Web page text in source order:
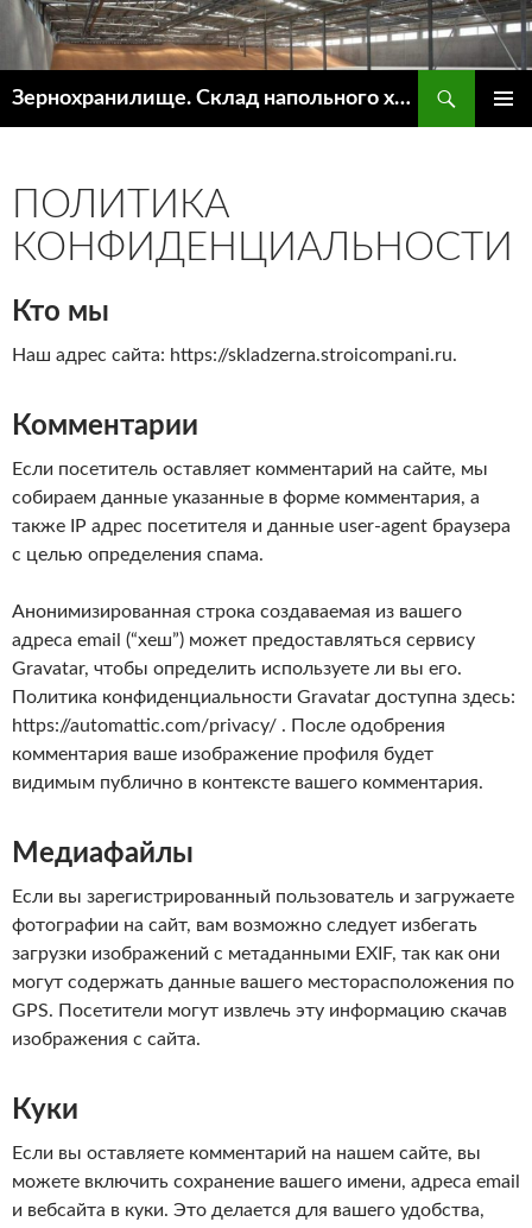
Зернохранилище. Склад напольного хранения зерна.
ПОЛИТИКА
КОНФИДЕНЦИАЛЬНОСТИ
Кто мы
Наш адрес сайта: https://skladzerna.stroicompani.ru.
Комментарии
Если посетитель оставляет комментарий на сайте, мы
собираем данные указанные в форме комментария, а
также IP адрес посетителя и данные user-agent браузера
с целью определения спама.
Анонимизированная строка создаваемая из вашего
адреса email (“хеш”) может предоставляться сервису
Gravatar, чтобы определить используете ли вы его.
Политика конфиденциальности Gravatar доступна здесь:
https://automattic.com/privacy/ . После одобрения
комментария ваше изображение профиля будет
видимым публично в контексте вашего комментария.
Медиафайлы
Если вы зарегистрированный пользователь и загружаете
фотографии на сайт, вам возможно следует избегать
загрузки изображений с метаданными EXIF, так как они
могут содержать данные вашего месторасположения по
GPS. Посетители могут извлечь эту информацию скачав
изображения с сайта.
Куки
Если вы оставляете комментарий на нашем сайте, вы
можете включить сохранение вашего имени, адреса email
и вебсайта в куки. Это делается для вашего удобства,